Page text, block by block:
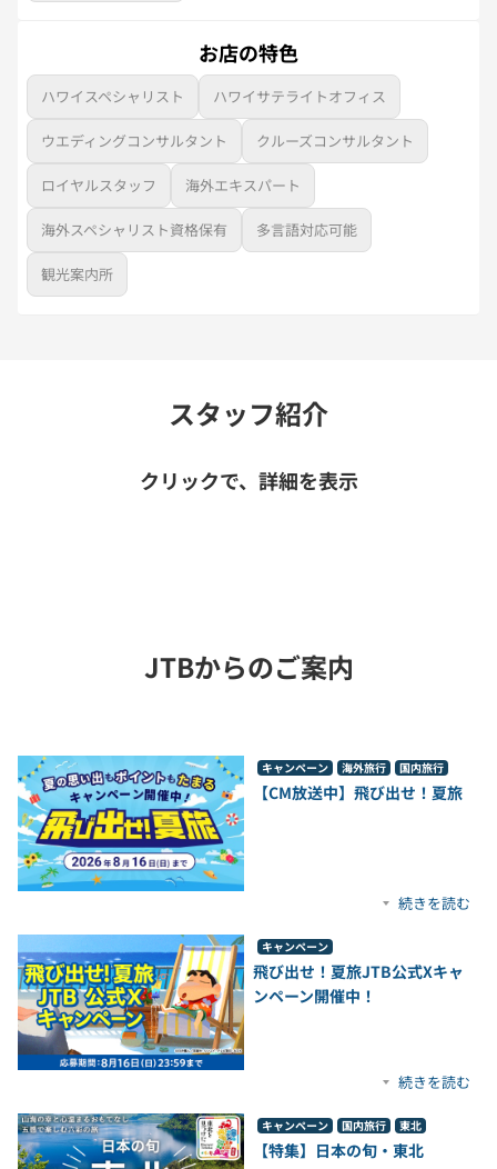
お店の特色
ハワイスペシャリスト ハワイサテライトオフィス
ウエディングコンサルタント クルーズコンサルタント
ロイヤルスタッフ 海外エキスパート
海外スペシャリスト資格保有 多言語対応可能
観光案内所
スタッフ紹介
クリックで、詳細を表示
JTBからのご案内
キャンペーン 海外旅行 国内旅行
【CM放送中】飛び出せ！夏旅
続きを読む
キャンペーン
飛び出せ！夏旅JTB公式Xキャ
ンペーン開催中！
続きを読む
キャンペーン 国内旅行 東北
【特集】日本の旬・東北